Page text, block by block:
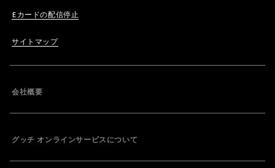
Eカードの配信停止
サイトマップ
会社概要
グッチ オンラインサービスについて